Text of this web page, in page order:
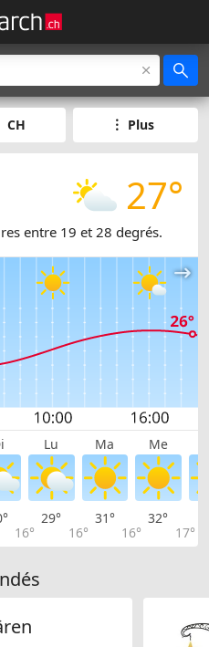
CH Plus
27°
entre 19 et 28 degrés.
Lu Ma Me
16°
29°
16°
31°
16°
32°
17°